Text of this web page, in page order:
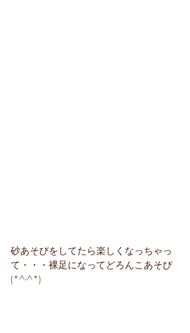
砂あそびをしてたら楽しくなっちゃっ
て・・・裸足になってどろんこあそび
(*^-^*)